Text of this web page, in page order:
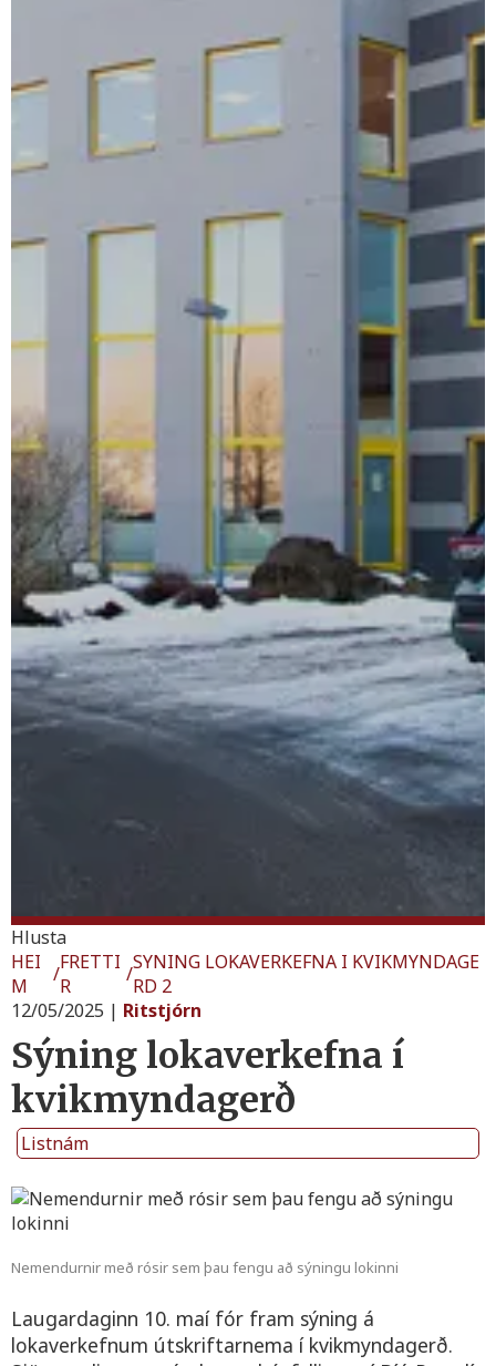
Hlusta
HEI
M
/FRETTI
R
/SYNING LOKAVERKEFNA I KVIKMYNDAGE
RD 2
12/05/2025 | Ritstjórn
Sýning lokaverkefna í
kvikmyndagerð
Listnám
Nemendurnir með rósir sem þau fengu að sýningu lokinni
Laugardaginn 10. maí fór fram sýning á
lokaverkefnum útskriftarnema í kvikmyndagerð.